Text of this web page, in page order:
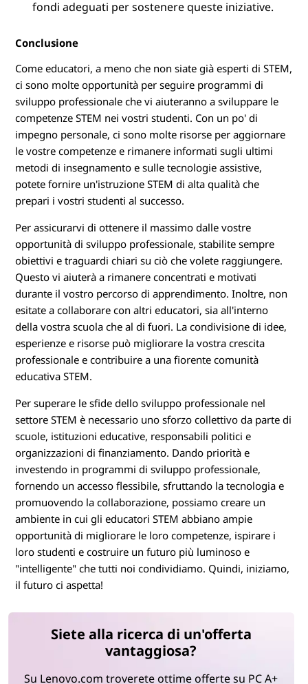
fondi adeguati per sostenere queste iniziative.
Conclusione
Come educatori, a meno che non siate già esperti di STEM,
ci sono molte opportunità per seguire programmi di
sviluppo professionale che vi aiuteranno a sviluppare le
competenze STEM nei vostri studenti. Con un po' di
impegno personale, ci sono molte risorse per aggiornare
le vostre competenze e rimanere informati sugli ultimi
metodi di insegnamento e sulle tecnologie assistive,
potete fornire un'istruzione STEM di alta qualità che
prepari i vostri studenti al successo.
Per assicurarvi di ottenere il massimo dalle vostre
opportunità di sviluppo professionale, stabilite sempre
obiettivi e traguardi chiari su ciò che volete raggiungere.
Questo vi aiuterà a rimanere concentrati e motivati
durante il vostro percorso di apprendimento. Inoltre, non
esitate a collaborare con altri educatori, sia all'interno
della vostra scuola che al di fuori. La condivisione di idee,
esperienze e risorse può migliorare la vostra crescita
professionale e contribuire a una fiorente comunità
educativa STEM.
Per superare le sfide dello sviluppo professionale nel
settore STEM è necessario uno sforzo collettivo da parte di
scuole, istituzioni educative, responsabili politici e
organizzazioni di finanziamento. Dando priorità e
investendo in programmi di sviluppo professionale,
fornendo un accesso flessibile, sfruttando la tecnologia e
promuovendo la collaborazione, possiamo creare un
ambiente in cui gli educatori STEM abbiano ampie
opportunità di migliorare le loro competenze, ispirare i
loro studenti e costruire un futuro più luminoso e
"intelligente" che tutti noi condividiamo. Quindi, iniziamo,
il futuro ci aspetta!
Siete alla ricerca di un'offerta
vantaggiosa?
Su Lenovo.com troverete ottime offerte su PC A+